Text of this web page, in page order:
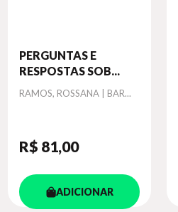
PERGUNTAS E
RESPOSTAS SOB...
Autor
RAMOS, ROSSANA | BAR...
R$ 81,00
ADICIONAR